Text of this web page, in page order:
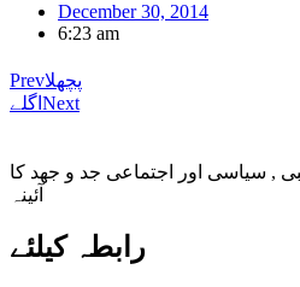
December 30, 2014
6:23 am
Prevپچھلا
اگلے Next
, سیاسی اور اجتماعی جد و جهد کا
آئینہ